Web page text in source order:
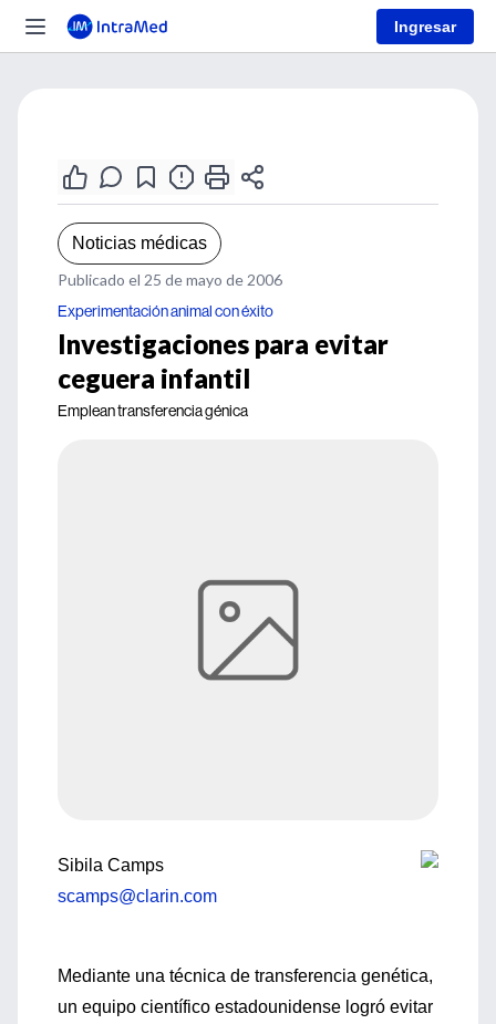
Ingresar
Noticias médicas
Publicado el 25 de mayo de 2006
Experimentación animal con éxito
Investigaciones para evitar
ceguera infantil
Emplean transferencia génica
Sibila Camps
scamps@clarin.com
Mediante una técnica de transferencia genética,
un equipo científico estadounidense logró evitar